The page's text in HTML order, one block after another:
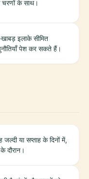
के साथ।
इलाके सीमित
पेश कर सकते हैं।
या सप्ताह के दिनों में,
दौरान।